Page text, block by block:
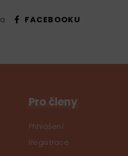
FACEBOOKU
Pro členy
Přihlášení
Registrace